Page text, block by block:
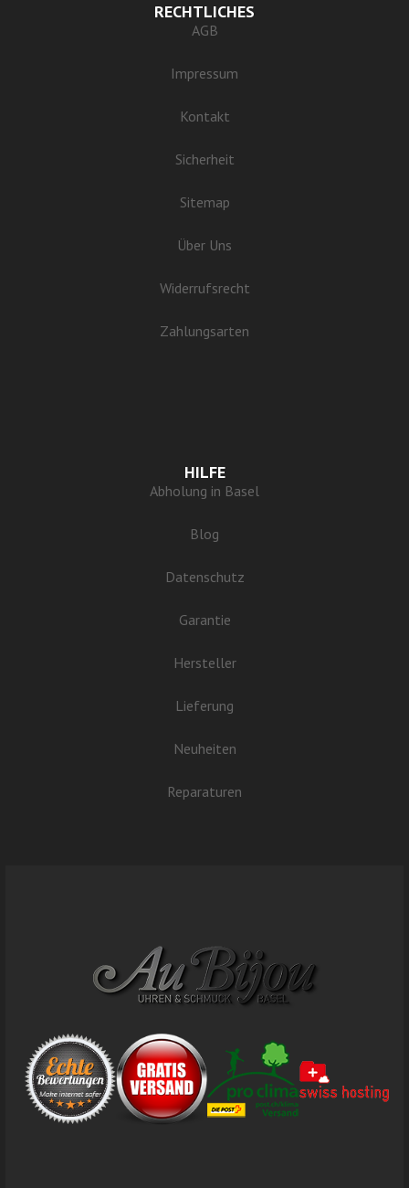
RECHTLICHES
AGB
Impressum
Kontakt
Sicherheit
Sitemap
Über Uns
Widerrufsrecht
Zahlungsarten
HILFE
Abholung in Basel
Blog
Datenschutz
Garantie
Hersteller
Lieferung
Neuheiten
Reparaturen